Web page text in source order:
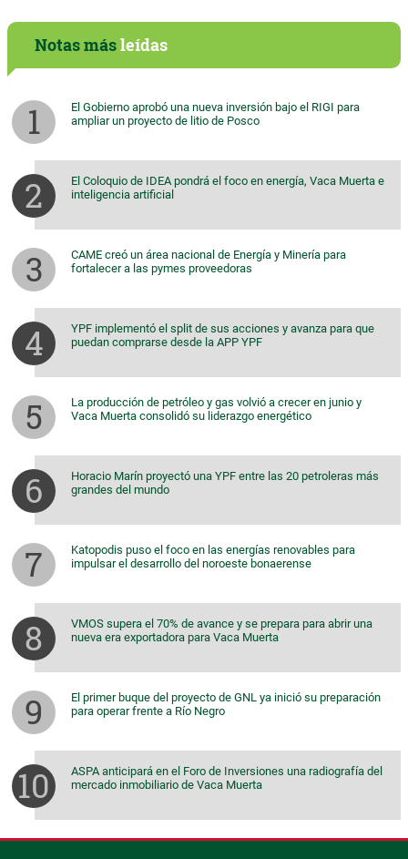
Notas másleídas
El Gobierno aprobó una nueva inversión bajo el RIGI para
ampliar un proyecto de litio de Posco
El Coloquio de IDEA pondrá el foco en energía, Vaca Muerta e
inteligencia artificial
CAME creó un área nacional de Energía y Minería para
fortalecer a las pymes proveedoras
YPF implementó el split de sus acciones y avanza para que
puedan comprarse desde la APP YPF
La producción de petróleo y gas volvió a crecer en junio y
Vaca Muerta consolidó su liderazgo energético
Horacio Marín proyectó una YPF entre las 20 petroleras más
grandes del mundo
Katopodis puso el foco en las energías renovables para
impulsar el desarrollo del noroeste bonaerense
VMOS supera el 70% de avance y se prepara para abrir una
nueva era exportadora para Vaca Muerta
El primer buque del proyecto de GNL ya inició su preparación
para operar frente a Río Negro
ASPA anticipará en el Foro de Inversiones una radiografía del
mercado inmobiliario de Vaca Muerta